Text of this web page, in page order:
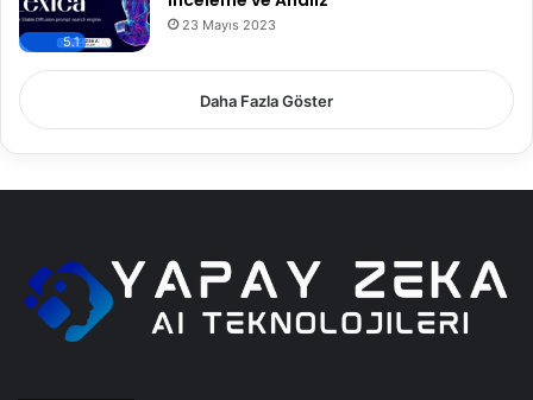
5.1
23 Mayıs 2023
Daha Fazla Göster